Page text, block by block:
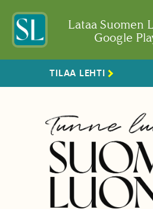
Lataa Suomen
Google
TILAA LEHTI